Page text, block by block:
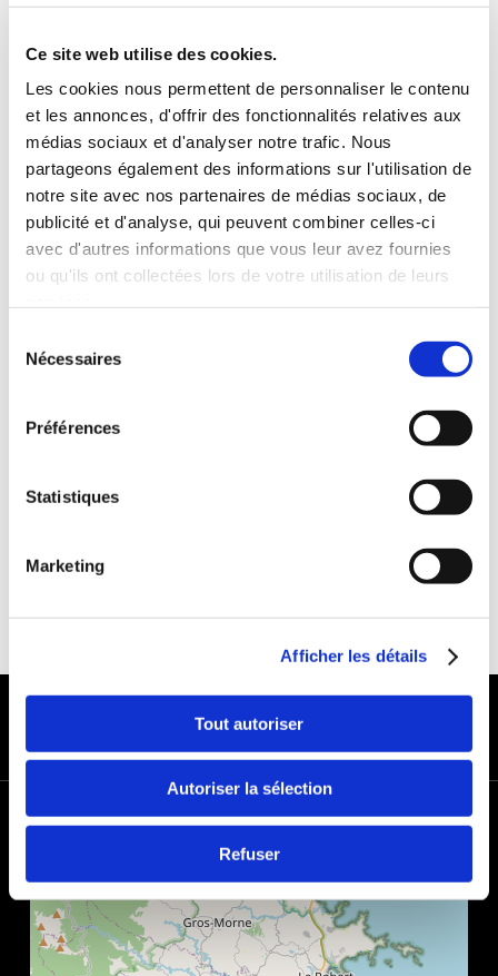
Ce site web utilise des cookies.
Les cookies nous permettent de personnaliser le contenu
et les annonces, d'offrir des fonctionnalités relatives aux
médias sociaux et d'analyser notre trafic. Nous
partageons également des informations sur l'utilisation de
notre site avec nos partenaires de médias sociaux, de
publicité et d'analyse, qui peuvent combiner celles-ci
avec d'autres informations que vous leur avez fournies
ou qu'ils ont collectées lors de votre utilisation de leurs
Nécessaires
Préférences
Statistiques
Marketing
Afficher les détails
Tout autoriser
Autoriser la sélection
Refuser
INCLUS À LA LOCATION
Killométrage illimité
Assurance tous risques (hors franchise)
Carburant : plein à rendre plein
CONDITIONS DE LOCATION
Age minimum :20 ans
ASSURANCE
Franchise :1500 €
MODES DE PAIEMENT
+